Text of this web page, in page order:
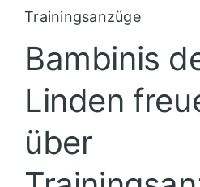
Blaulicht
Sport
Kultur
Politik
Trainingsanzüge
Bambinis
Linden
über